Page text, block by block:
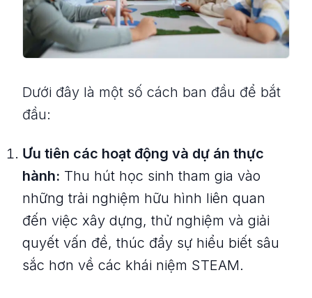
Dưới đây là một số cách ban đầu để bắt
đầu:
Ưu tiên các hoạt động và dự án thực
hành: Thu hút học sinh tham gia vào
những trải nghiệm hữu hình liên quan
đến việc xây dựng, thử nghiệm và giải
quyết vấn đề, thúc đẩy sự hiểu biết sâu
sắc hơn về các khái niệm STEAM.